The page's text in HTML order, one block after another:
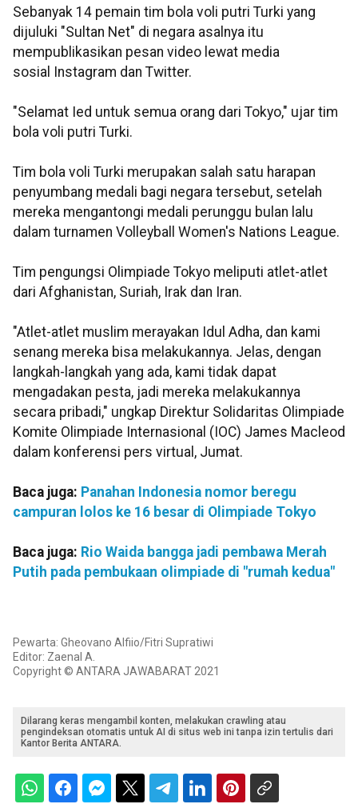
Sebanyak 14 pemain tim bola voli putri Turki yang
dijuluki "Sultan Net" di negara asalnya itu
mempublikasikan pesan video lewat media
sosial Instagram dan Twitter.
"Selamat Ied untuk semua orang dari Tokyo," ujar tim
bola voli putri Turki.
Tim bola voli Turki merupakan salah satu harapan
penyumbang medali bagi negara tersebut, setelah
mereka mengantongi medali perunggu bulan lalu
dalam turnamen Volleyball Women's Nations League.
Tim pengungsi Olimpiade Tokyo meliputi atlet-atlet
dari Afghanistan, Suriah, Irak dan Iran.
"Atlet-atlet muslim merayakan Idul Adha, dan kami
senang mereka bisa melakukannya. Jelas, dengan
langkah-langkah yang ada, kami tidak dapat
mengadakan pesta, jadi mereka melakukannya
secara pribadi," ungkap Direktur Solidaritas Olimpiade
Komite Olimpiade Internasional (IOC) James Macleod
dalam konferensi pers virtual, Jumat.
Baca juga: Panahan Indonesia nomor beregu
campuran lolos ke 16 besar di Olimpiade Tokyo
Baca juga: Rio Waida bangga jadi pembawa Merah
Putih pada pembukaan olimpiade di "rumah kedua"
Pewarta: Gheovano Alfiio/Fitri Supratiwi
Editor: Zaenal A.
Copyright © ANTARA JAWABARAT 2021
Dilarang keras mengambil konten, melakukan crawling atau
pengindeksan otomatis untuk AI di situs web ini tanpa izin tertulis dari
Kantor Berita ANTARA.